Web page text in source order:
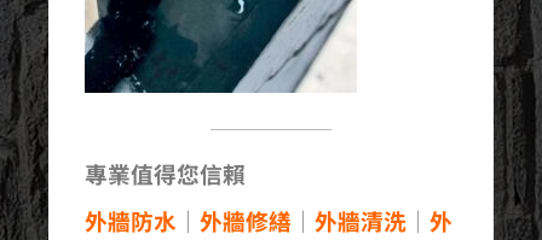
專業值得您信賴
外牆防水 ｜外牆修繕 ｜外牆清洗 ｜外